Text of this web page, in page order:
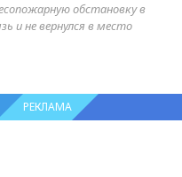
обстановку в
и не вернулся в место
РЕКЛАМА